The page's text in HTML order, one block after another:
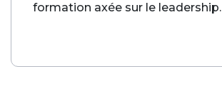
formation axée sur le leadership.